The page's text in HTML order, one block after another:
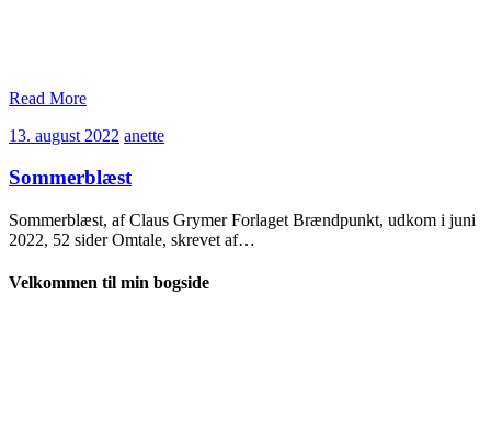
Read More
13. august 2022 13.
2022
anetteanette
Sommerblæst
Sommerblæst, af Claus Grymer Forlaget Brændpunkt, udkom i juni
2022, 52 sider Omtale, skrevet af…
Velkommen til min bogside